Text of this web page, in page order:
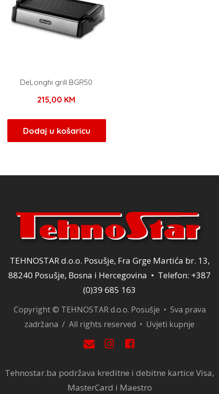
DeLonghi grill BGR50
215,00 KM
Dodaj u košaricu
TEHNOSTAR d.o.o. Posušje, Fra Grge Martića br. 13,
88240 Posušje, Bosna i Hercegovina • Telefon: +387
(0)39 685 163
Copyright © TEHNOSTAR d.o.o. Posušje • Sva prava
zadržana / All rights reserved • Uvjeti kupnje
Tehnostar.ba podržava kreditne i debitne kartice Visa,
MasterCard i Maestro